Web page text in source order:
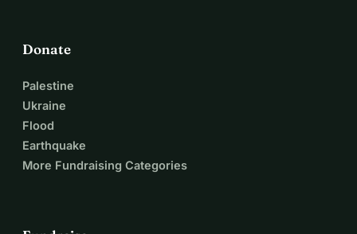
Donate
Palestine
Ukraine
Flood
Earthquake
More Fundraising Categories